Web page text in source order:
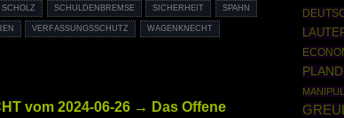
SCHOLZ SCHULDENBREMSE SICHERHEIT SPAHN
VERFASSUNGSSCHUTZ WAGENKNECHT
vom 2024-06-26 → Das Offene